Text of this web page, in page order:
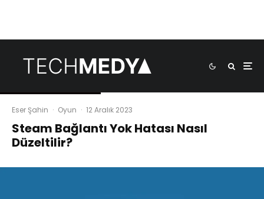
Eser Şahin · Oyun · 12 Aralık 2023
Steam Bağlantı Yok Hatası Nasıl
Düzeltilir?